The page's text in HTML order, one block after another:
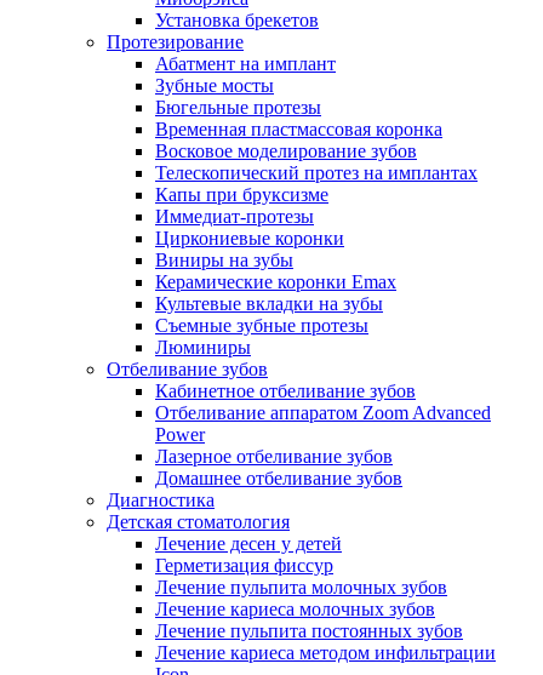
Установка брекетов
Протезирование
Абатмент на имплант
Зубные мосты
Бюгельные протезы
Временная пластмассовая коронка
Восковое моделирование зубов
Телескопический протез на имплантах
Капы при бруксизме
Иммедиат-протезы
Циркониевые коронки
Виниры на зубы
Керамические коронки Emax
Культевые вкладки на зубы
Съемные зубные протезы
Люминиры
Отбеливание зубов
Кабинетное отбеливание зубов
Отбеливание аппаратом Zoom Advanced
Power
Лазерное отбеливание зубов
Домашнее отбеливание зубов
Диагностика
Детская стоматология
Лечение десен у детей
Герметизация фиссур
Лечение пульпита молочных зубов
Лечение кариеса молочных зубов
Лечение пульпита постоянных зубов
Лечение кариеса методом инфильтрации